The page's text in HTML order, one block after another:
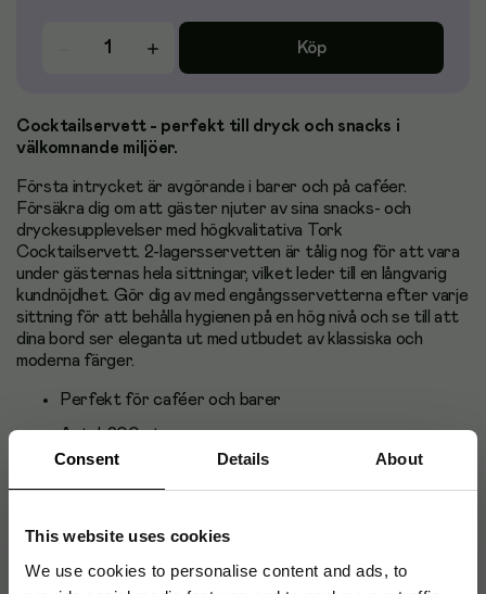
Consent Details About
This website uses cookies
We use cookies to personalise content and ads, to
Köp
Cocktailservett - perfekt till dryck och snacks i
välkomnande miljöer.
Första intrycket är avgörande i barer och på caféer.
Försäkra dig om att gäster njuter av sina snacks- och
dryckesupplevelser med högkvalitativa Tork
Cocktailservett. 2-lagersservetten är tålig nog för att vara
under gästernas hela sittningar, vilket leder till en långvarig
kundnöjdhet. Gör dig av med engångsservetterna efter varje
sittning för att behålla hygienen på en hög nivå och se till att
dina bord ser eleganta ut med utbudet av klassiska och
moderna färger.
Perfekt för caféer och barer
Antal: 200 st
2-lagers, grå
Vikt storlek: D 11.9 cm, B 11.9 cm
Ovikt storlek: D 23.8 cm, B 23.8 cm